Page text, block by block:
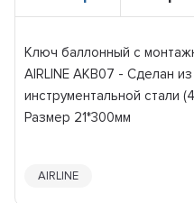
Ключ баллонный с
AIRLINE AKB07 - Сделан
инструментальной стали
Размер 21*300мм
AIRLINE